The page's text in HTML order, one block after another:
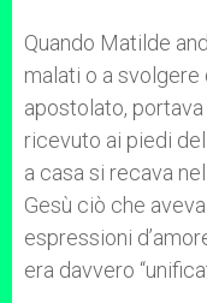
Quando Matilde
malati o a svolgere
apostolato,
ricevuto ai piedi
a casa si recava
Gesù ciò che
espressioni
era davvero